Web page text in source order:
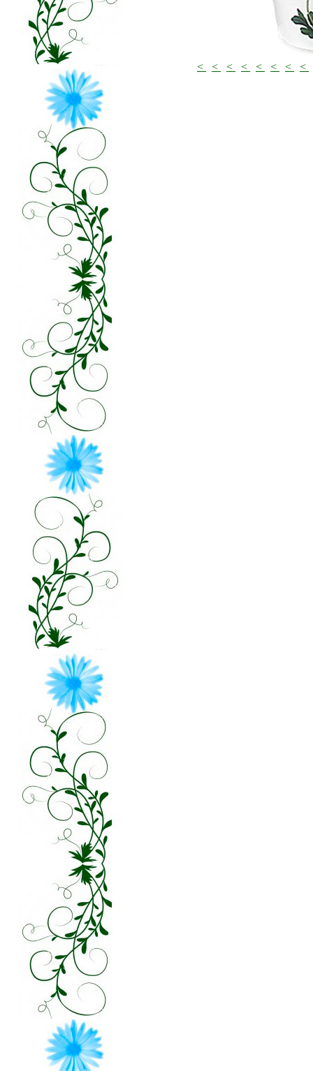
< < < < < < < <